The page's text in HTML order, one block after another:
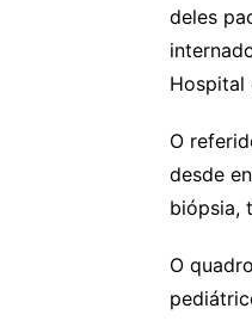
deles
Hospital
O
desde
biópsia,
O